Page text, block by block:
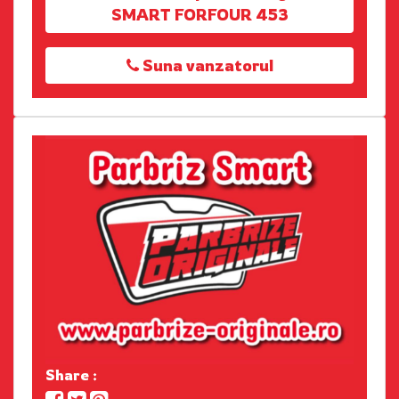
SMART FORFOUR 453
Suna vanzatorul
Share :